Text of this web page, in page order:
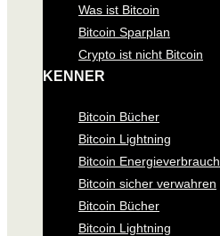
Was ist Bitcoin
Bitcoin Sparplan
Crypto ist nicht Bitcoin
KENNER
Bitcoin Bücher
Bitcoin Lightning
Bitcoin Energieverbrauch
Bitcoin sicher verwahren
Bitcoin Bücher
Bitcoin Lightning